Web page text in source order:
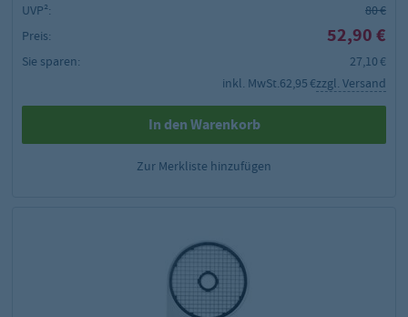
UVP²:
80 €
Preis:
52,90 €
Sie sparen:
27,10 €
inkl. MwSt.62,95 €zzgl. Versand
In den Warenkorb
Zur Merkliste hinzufügen